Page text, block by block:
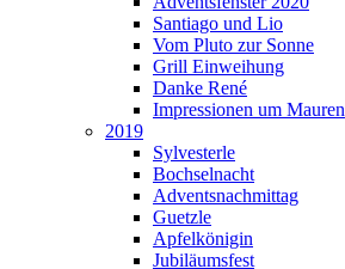
Santiago und Lio
Vom Pluto zur Sonne
Grill Einweihung
Danke René
Impressionen um Mauren
2019
Sylvesterle
Bochselnacht
Adventsnachmittag
Guetzle
Apfelkönigin
Jubiläumsfest